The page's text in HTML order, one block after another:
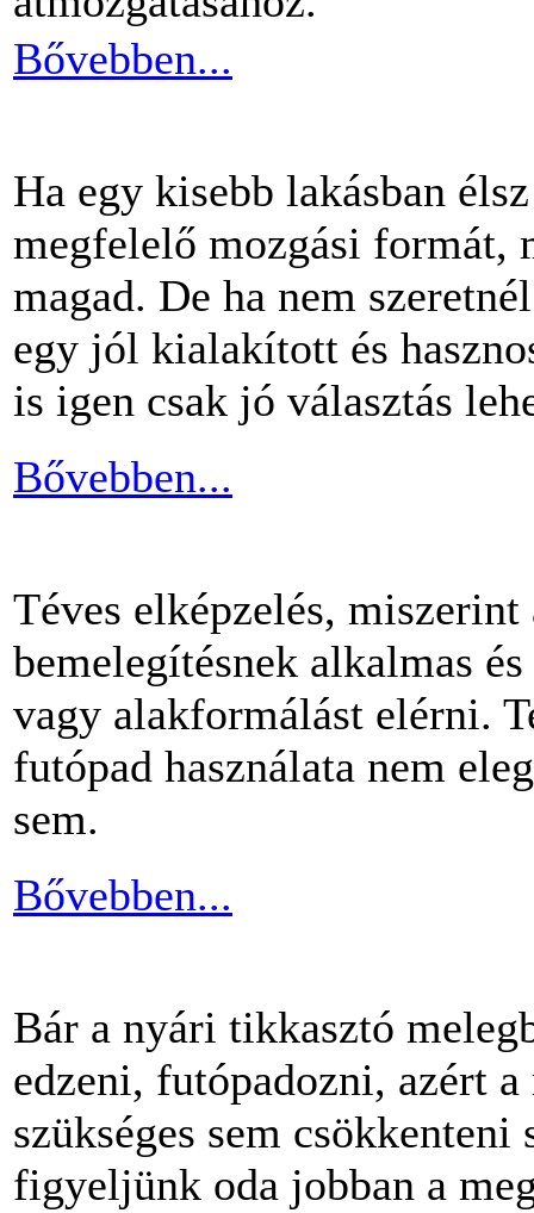
Bővebben...
Ha egy kisebb lakásban
megfelelő mozgási formát,
magad. De ha nem
egy jól kialakított és
is igen csak jó választás
Bővebben...
Téves elképzelés, miszerint
bemelegítésnek alkalmas
vagy alakformálást elérni.
futópad használata nem
sem.
Bővebben...
Bár a nyári tikkasztó
edzeni, futópadozni, azért
szükséges sem
figyeljünk oda jobban a